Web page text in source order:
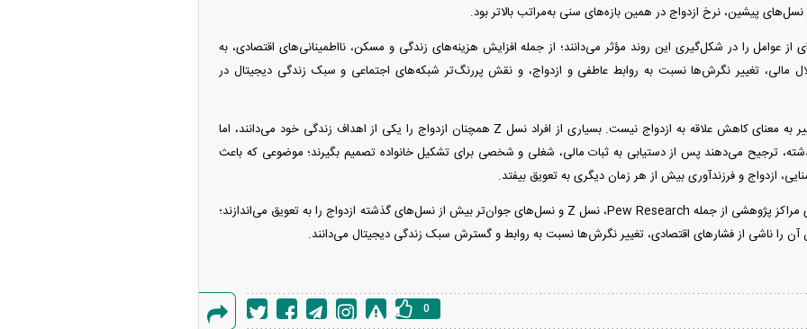
پیشین، نرخ ازدواج در همین بازه‌های سنی به‌مراتب بالاتر بود.
از عوامل را در شکل‌گیری این روند مؤثر می‌دانند؛ از جمله افزایش هزینه‌های زندگی و مسکن، نااطمینانی‌های اقتصادی، به
مالی، تغییر نگرش‌ها نسبت به روابط عاطفی و ازدواج، و نقش پررنگ‌تر شبکه‌های اجتماعی و سبک زندگی دیجیتال در
با این حال، این تغییر به معنای کاهش علاقه به ازدواج نیست. بسیاری از افراد نسل Z همچنان ازدواج را یکی از اهداف زندگی خود می‌دانند، اما
ترجیح می‌دهند پس از دستیابی به ثبات مالی، شغلی و شخصی برای تشکیل خانواده تصمیم بگیرند؛ موضوعی که باعث
ازدواج و فرزندآوری بیش از هر زمان دیگری به تعویق بیفتد.
بر اساس گزارش‌های مراکز پژوهشی از جمله Pew Research، نسل Z و نسل‌های جوان‌تر بیش از نسل‌های گذشته ازدواج را به تعویق می‌اندازند؛
آن را ناشی از فشار‌های اقتصادی، تغییر نگرش‌ها نسبت به روابط و گسترش سبک زندگی دیجیتال می‌دانند.
0
میلی‌آمپرساعتی
چین از بمب افکن H-۶N با موشک هسته‌ای
رونمایی کرد